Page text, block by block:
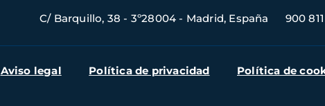
C/ Barquillo, 38 - 3º28004 - Madrid, España 900
Aviso legal Política de privacidad Política de